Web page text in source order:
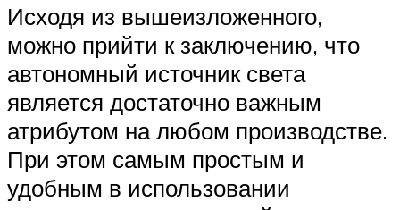
Исходя из вышеизложенного,
можно прийти к заключению, что
автономный источник света
является достаточно важным
атрибутом на любом производстве.
При этом самым простым и
удобным в использовании